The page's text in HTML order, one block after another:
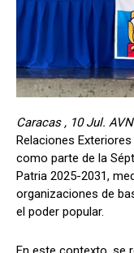
Caracas , 10 Jul.
Relaciones
como parte de la
Patria 2025-2031,
organizaciones de
el poder popular.